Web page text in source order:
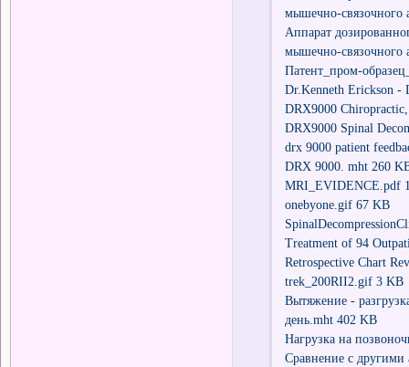
мышечно-связочного
Аппарат
мышечно-
Патент_пром-
Dr.Kenneth Erickson -
DRX9000
DRX9000 Spinal
drx 9000 patient
DRX 9000. mht 260
MRI_EVIDENCE.pdf
onebyone.gif 67 KB
Treatment of 94
Retrospective Chart
trek_200RII2.gif 3 KB
Вытяжение -
день.mht 402 KB
Нагрузка на
Сравнение с